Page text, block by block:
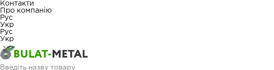
Контакти
Про компанію
Рус
Укр
Рус
Укр